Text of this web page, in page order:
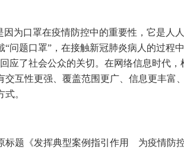
为口罩在疫情防控中的重要性，它是人
问题口罩”，在接触新冠肺炎病人的过程
应了社会公众的关切。在网络信息时代
互性更强、覆盖范围更广、信息更丰富
。
标题《发挥典型案例指引作用 为疫情防